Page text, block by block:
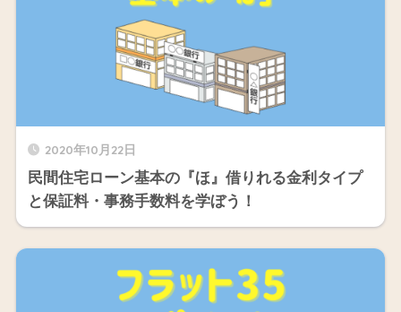
2020年10月22日
民間住宅ローン基本の『ほ』借りれる金利タイプ
と保証料・事務手数料を学ぼう！